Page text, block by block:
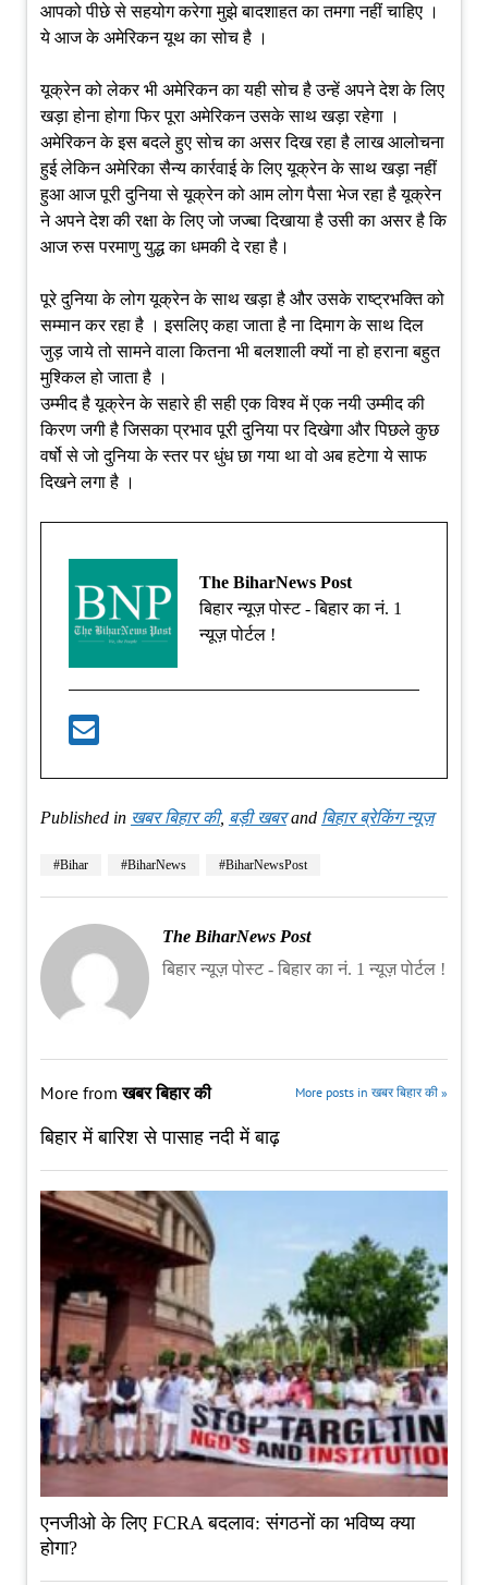
आपको पीछे से सहयोग करेगा मुझे बादशाहत का तमगा नहीं चाहिए ।
ये आज के अमेरिकन यूथ का सोच है ।
यूक्रेन को लेकर भी अमेरिकन का यही सोच है उन्हें अपने देश के लिए
खड़ा होना होगा फिर पूरा अमेरिकन उसके साथ खड़ा रहेगा ।
अमेरिकन के इस बदले हुए सोच का असर दिख रहा है लाख आलोचना
हुई लेकिन अमेरिका सैन्य कार्रवाई के लिए यूक्रेन के साथ खड़ा नहीं
हुआ आज पूरी दुनिया से यूक्रेन को आम लोग पैसा भेज रहा है यूक्रेन
ने अपने देश की रक्षा के लिए जो जज्बा दिखाया है उसी का असर है कि
आज रुस परमाणु युद्ध का धमकी दे रहा है।
पूरे दुनिया के लोग यूक्रेन के साथ खड़ा है और उसके राष्ट्रभक्ति को
सम्मान कर रहा है । इसलिए कहा जाता है ना दिमाग के साथ दिल
जुड़ जाये तो सामने वाला कितना भी बलशाली क्यों ना हो हराना बहुत
मुश्किल हो जाता है ।
उम्मीद है यूक्रेन के सहारे ही सही एक विश्व में एक नयी उम्मीद की
किरण जगी है जिसका प्रभाव पूरी दुनिया पर दिखेगा और पिछले कुछ
वर्षो से जो दुनिया के स्तर पर धुंध छा गया था वो अब हटेगा ये साफ
दिखने लगा है ।
The BiharNews Post
बिहार न्यूज़ पोस्ट - बिहार का नं. 1
न्यूज़ पोर्टल !
Published in खबर बिहार की, बड़ी खबरand बिहार ब्रेकिंग न्यूज़
#Bihar #BiharNews #BiharNewsPost
The BiharNews Post
बिहार न्यूज़ पोस्ट - बिहार का नं. 1 न्यूज़ पोर्टल !
More fromखबर बिहार की More posts in खबर बिहार की »
बिहार में बारिश से पासाह नदी में बाढ़
एनजीओ के लिए FCRA बदलाव: संगठनों का भविष्य क्या
होगा?